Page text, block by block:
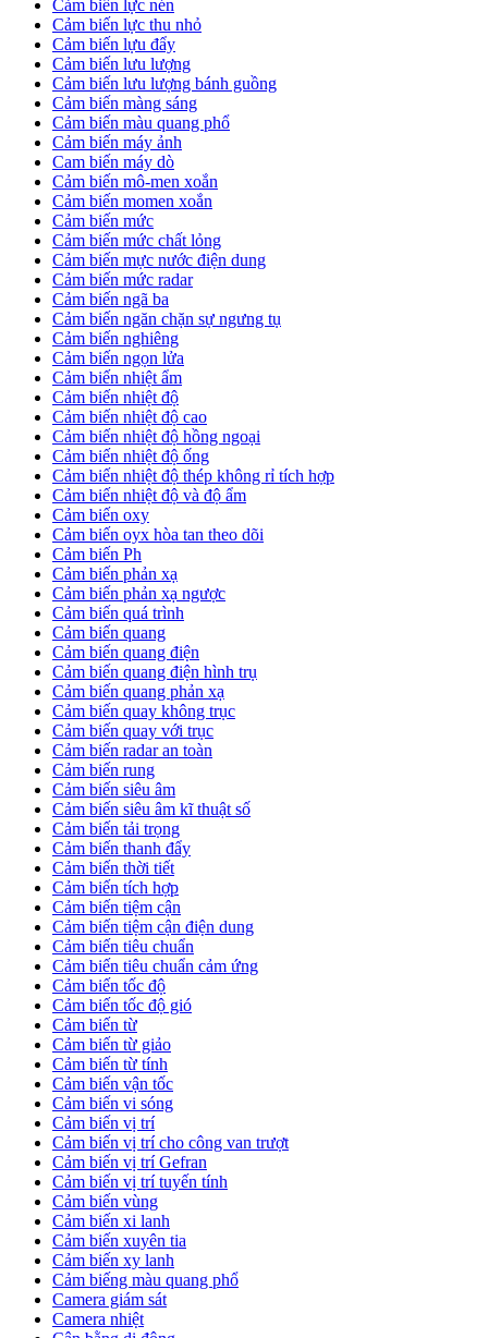
Cảm biến lực nén
Cảm biến lực thu nhỏ
Cảm biến lựu đẩy
Cảm biến lưu lượng
Cảm biến lưu lượng bánh guồng
Cảm biến màng sáng
Cảm biến màu quang phổ
Cảm biến máy ảnh
Cam biến máy dò
Cảm biến mô-men xoắn
Cảm biến momen xoắn
Cảm biến mức
Cảm biến mức chất lỏng
Cảm biến mực nước điện dung
Cảm biến mức radar
Cảm biến ngã ba
Cảm biến ngăn chặn sự ngưng tụ
Cảm biến nghiêng
Cảm biến ngọn lửa
Cảm biến nhiệt ẩm
Cảm biến nhiệt độ
Cảm biến nhiệt độ cao
Cảm biến nhiệt độ hồng ngoại
Cảm biến nhiệt độ ống
Cảm biến nhiệt độ thép không rỉ tích hợp
Cảm biến nhiệt độ và độ ẩm
Cảm biến oxy
Cảm biến oyx hòa tan theo dõi
Cảm biến Ph
Cảm biến phản xạ
Cảm biến phản xạ ngược
Cảm biến quá trình
Cảm biến quang
Cảm biến quang điện
Cảm biến quang điện hình trụ
Cảm biến quang phản xạ
Cảm biến quay không trục
Cảm biến quay với trục
Cảm biến radar an toàn
Cảm biến rung
Cảm biến siêu âm
Cảm biến siêu âm kĩ thuật số
Cảm biến tải trọng
Cảm biến thanh đẩy
Cảm biến thời tiết
Cảm biến tích hợp
Cảm biến tiệm cận
Cảm biến tiệm cận điện dung
Cảm biến tiêu chuẩn
Cảm biến tiêu chuẩn cảm ứng
Cảm biến tốc độ
Cảm biến tốc độ gió
Cảm biến từ
Cảm biến từ giảo
Cảm biến từ tính
Cảm biến vận tốc
Cảm biến vi sóng
Cảm biến vị trí
Cảm biến vị trí cho công van trượt
Cảm biến vị trí Gefran
Cảm biến vị trí tuyến tính
Cảm biến vùng
Cảm biến xi lanh
Cảm biến xuyên tia
Cảm biến xy lanh
Cảm biếng màu quang phổ
Camera giám sát
Camera nhiệt